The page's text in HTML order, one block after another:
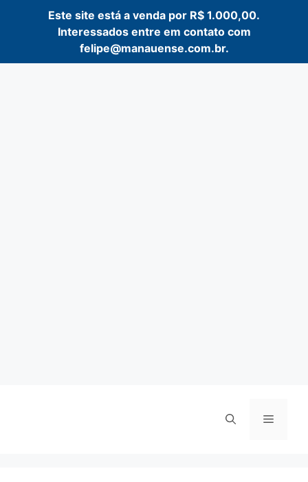
Este site está a venda por R$ 1.000,00.
Interessados entre em contato com
felipe@manauense.com.br.
Menu